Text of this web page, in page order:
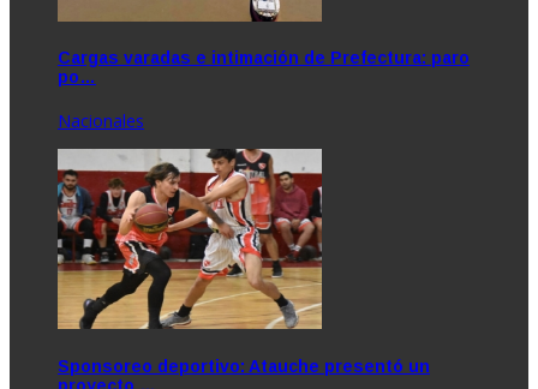
Cargas varadas e intimación de Prefectura: paro
po…
Nacionales
Sponsoreo deportivo: Atauche presentó un
proyecto …